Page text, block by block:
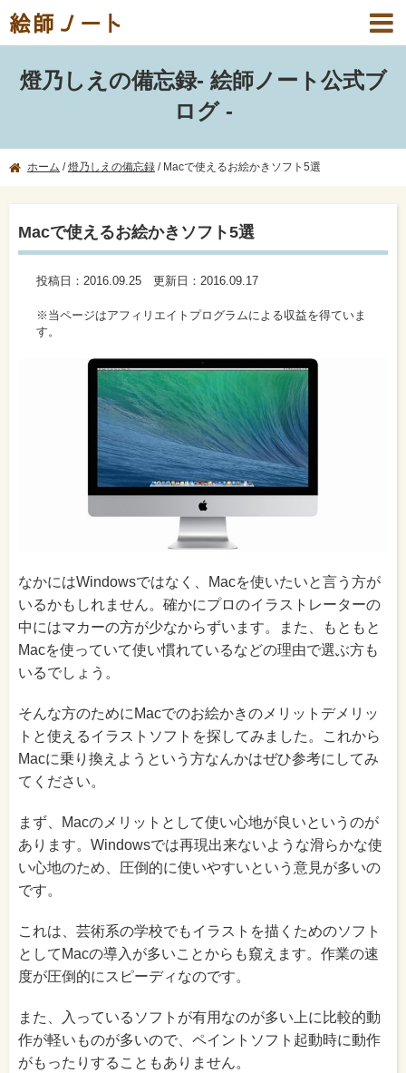
絵師ノート
燈乃しえの備忘録- 絵師ノート公式ブ
ログ -
ホーム /燈乃しえの備忘録 / Macで使えるお絵かきソフト5選
Macで使えるお絵かきソフト5選
投稿日： 2016.09.25 更新日： 2016.09.17
※当ページはアフィリエイトプログラムによる収益を得ていま
す。
なかにはWindowsではなく、Macを使いたいと言う方が
いるかもしれません。確かにプロのイラストレーターの
中にはマカーの方が少なからずいます。また、もともと
Macを使っていて使い慣れているなどの理由で選ぶ方も
いるでしょう。
そんな方のためにMacでのお絵かきのメリットデメリッ
トと使えるイラストソフトを探してみました。これから
Macに乗り換えようという方なんかはぜひ参考にしてみ
てください。
まず、Macのメリットとして使い心地が良いというのが
あります。Windowsでは再現出来ないような滑らかな使
い心地のため、圧倒的に使いやすいという意見が多いの
です。
これは、芸術系の学校でもイラストを描くためのソフト
としてMacの導入が多いことからも窺えます。作業の速
度が圧倒的にスピーディなのです。
また、入っているソフトが有用なのが多い上に比較的動
作が軽いものが多いので、ペイントソフト起動時に動作
がもったりすることもありません。